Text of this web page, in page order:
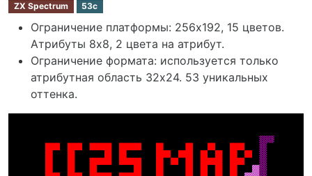
ZX Spectrum 53c
Ограничение платформы: 256х192, 15 цветов.
Атрибуты 8x8, 2 цвета на атрибут.
Ограничение формата: используется только
атрибутная область 32х24. 53 уникальных
оттенка.